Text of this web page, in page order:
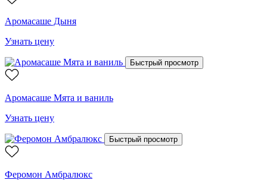
Аромасаше Дыня
Узнать цену
Быстрый просмотр
Аромасаше Мята и ваниль
Узнать цену
Быстрый просмотр
Феромон Амбралюкс